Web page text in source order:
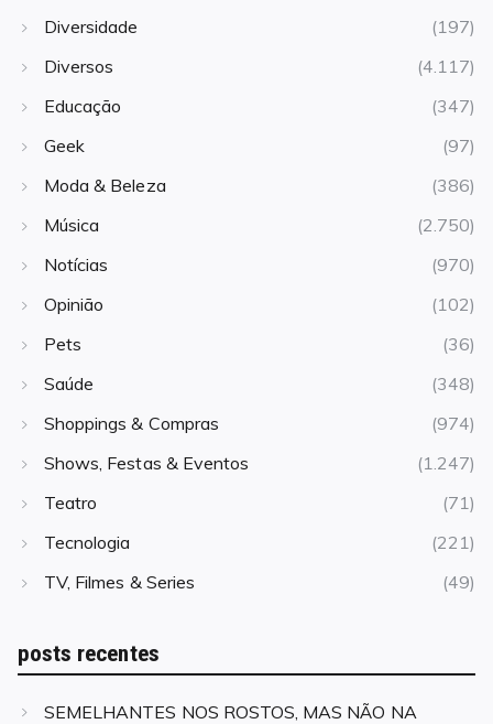
Diversidade
(197)
Diversos
(4.117)
Educação
(347)
Geek
(97)
Moda & Beleza
(386)
Música
(2.750)
Notícias
(970)
Opinião
(102)
Pets
(36)
Saúde
(348)
Shoppings & Compras
(974)
Shows, Festas & Eventos
(1.247)
Teatro
(71)
Tecnologia
(221)
TV, Filmes & Series
(49)
posts recentes
SEMELHANTES NOS ROSTOS, MAS NÃO NA